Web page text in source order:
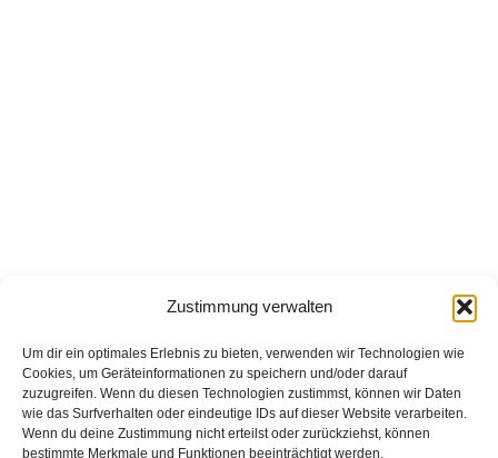
Zustimmung verwalten
Um dir ein optimales Erlebnis zu bieten, verwenden wir Technologien wie
Cookies, um Geräteinformationen zu speichern und/oder darauf
zuzugreifen. Wenn du diesen Technologien zustimmst, können wir Daten
wie das Surfverhalten oder eindeutige IDs auf dieser Website verarbeiten.
Wenn du deine Zustimmung nicht erteilst oder zurückziehst, können
bestimmte Merkmale und Funktionen beeinträchtigt werden.